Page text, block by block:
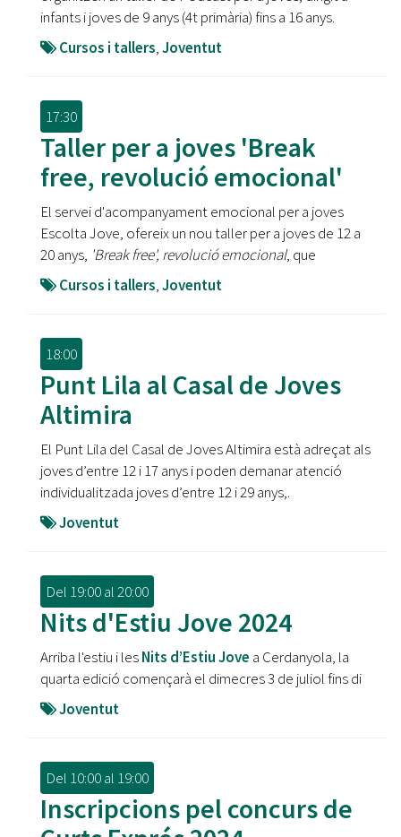
infants i joves de 9 anys (4t primària) fins a 16 anys.
Cursos i tallers,Joventut
17:30
Taller per a joves 'Break
free, revolució emocional'
El servei d'acompanyament emocional per a joves
Escolta Jove, ofereix un noutaller per a joves de 12 a
20 anys, 'Break free', revolució emocional, que
Cursos i tallers,Joventut
18:00
Punt Lila al Casal de Joves
Altimira
El Punt Lila del Casal de Joves Altimira està adreçat als
joves d’entre 12 i 17 anys i poden demanar atenció
individualitzada joves d’entre 12 i 29 anys,.
Joventut
Del 19:00al20:00
Nits d'Estiu Jove 2024
Arriba l'estiu i lesNits d’Estiu Jove a Cerdanyola, la
quarta edició començarà el dimecres 3 de juliol fins di
Joventut
Del 10:00al 19:00
Inscripcions pel concurs de